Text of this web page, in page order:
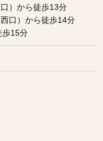
）から徒歩13分
口）から徒歩14分
歩15分